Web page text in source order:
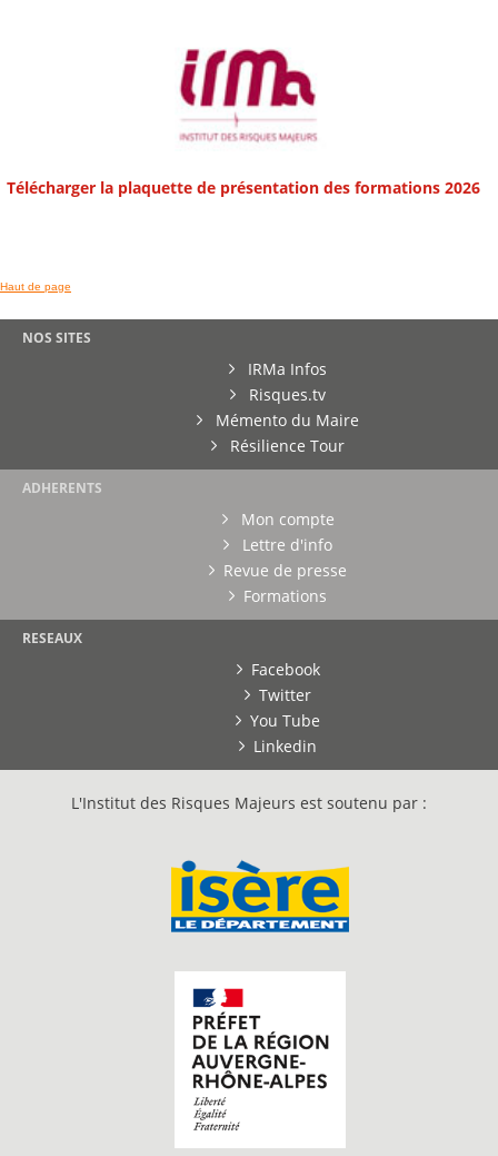
Télécharger la plaquette de présentation des formations 2026
Haut de page
NOS SITES
IRMa Infos
Risques.tv
Mémento du Maire
Résilience Tour
ADHERENTS
Mon compte
Lettre d'info
Revue de presse
Formations
RESEAUX
Facebook
Twitter
You Tube
Linkedin
L'Institut des Risques Majeurs est soutenu par :